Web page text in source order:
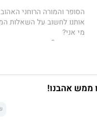
הסופר והמורה הרוחני
אותנו לחשוב על השאלות
מי אני?
מה אמיתי?
שלוש השאלות מספקות
ברברה אמריס – משמש
ממש אהבנו!